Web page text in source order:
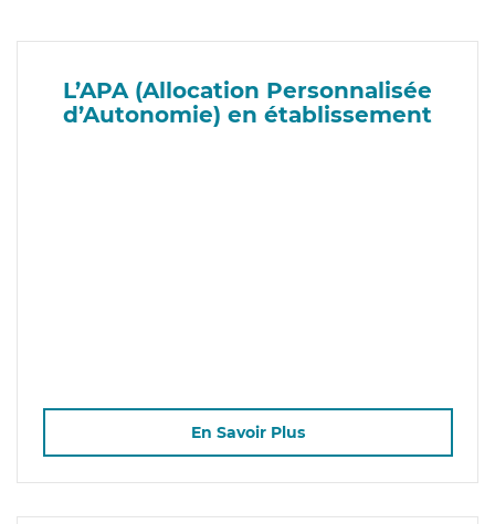
L’APA (Allocation Personnalisée
d’Autonomie) en établissement
En Savoir Plus